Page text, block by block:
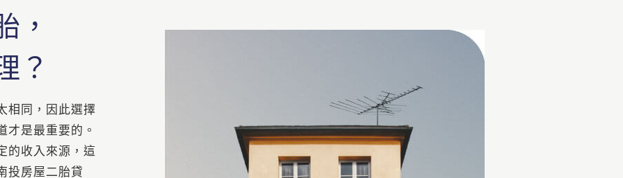
，
？
相同，因此選擇
才是最重要的。
的收入來源，這
投房屋二胎貸